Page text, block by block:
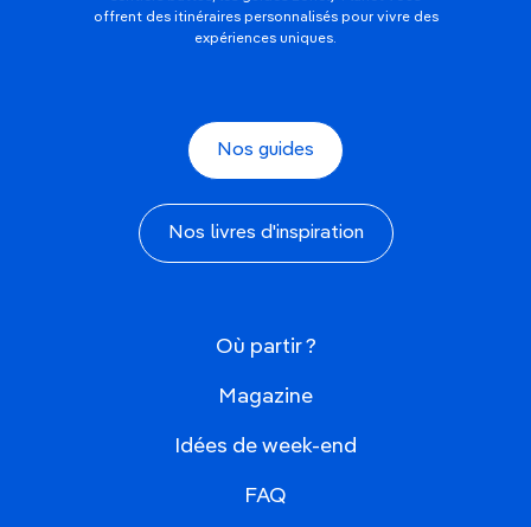
offrent des itinéraires personnalisés pour vivre des
expériences uniques.
Nos guides
Nos livres d'inspiration
Où partir ?
Magazine
Idées de week-end
FAQ